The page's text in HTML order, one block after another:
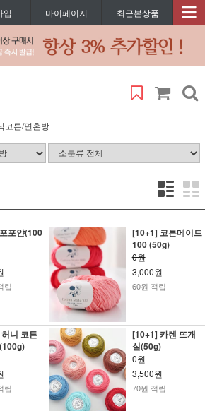
입 마이페이지 최근본상품
코튼/면혼방
포얀(100
립
[10+1] 코튼메이트
100 (50g)
0원
3,000원
60원 적립
니 코튼
립
[10+1] 카렌 뜨개
실(50g)
0원
3,500원
70원 적립